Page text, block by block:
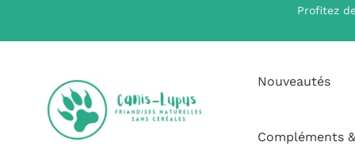
Profitez
Nouveautés
Compléments